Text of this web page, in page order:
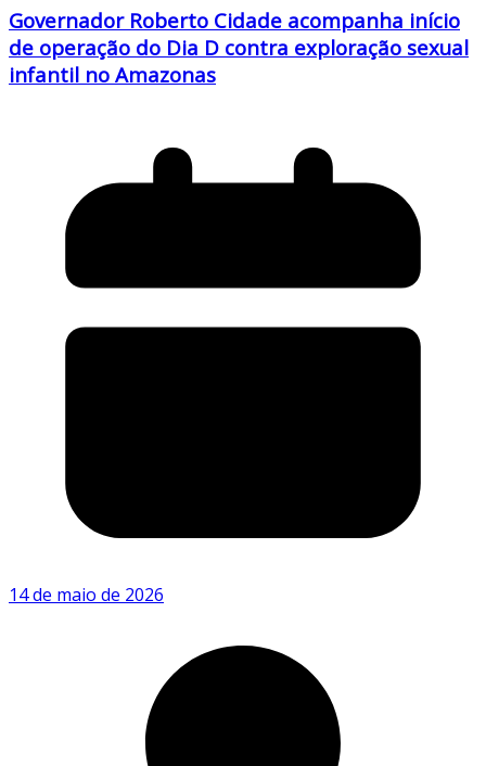
Governador Roberto Cidade acompanha início
de operação do Dia D contra exploração sexual
infantil no Amazonas
14 de maio de 2026